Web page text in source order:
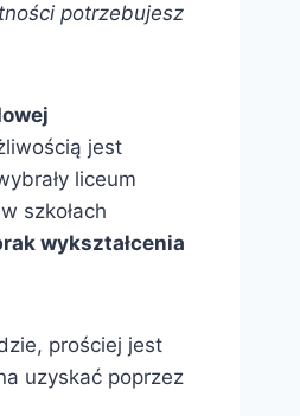
potrzebujesz
jest
liceum
szkołach
wykształcenia
prościej jest
uzyskać poprzez